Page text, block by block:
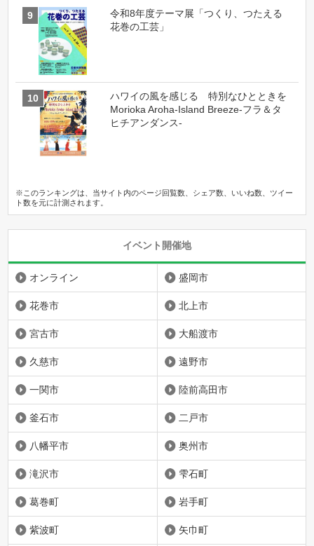
令和8年度テーマ展「つくり、つたえる
花巻の工芸」
ハワイの風を感じる 特別なひとときを
Morioka Aroha-Island Breeze-フラ＆タ
ヒチアンダンス-
※このランキングは、当サイト内のページ回覧数、シェア数、いいね数、ツイー
ト数を元に計測されます。
イベント開催地
オンライン 盛岡市
花巻市 北上市
宮古市 大船渡市
久慈市 遠野市
一関市 陸前高田市
釜石市 二戸市
八幡平市 奥州市
滝沢市 雫石町
葛巻町 岩手町
紫波町 矢巾町